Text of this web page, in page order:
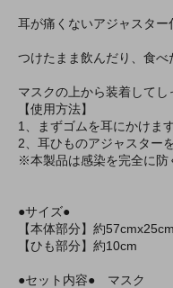
耳が痛くないアジャスター
つけたまま飲んだり、食
マスクの上から装着してし
【使用方法】
1、まずゴムを耳にかけます
2、耳ひものアジャスター
※本製品は感染を完全に防
●サイズ●
【本体部分】約57cmx25cm
【ひも部分】約10cm
●セット内容● マスク